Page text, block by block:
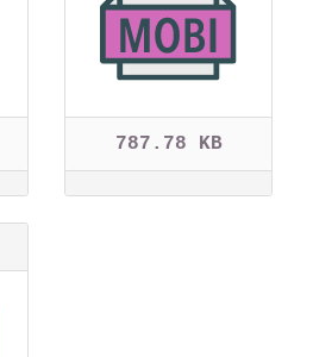
787.78 KB